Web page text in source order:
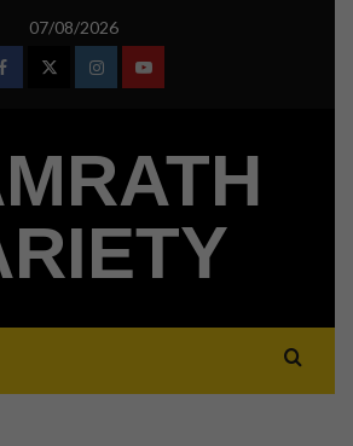
07/08/2026
FacebookTwitterInstagramYoutube